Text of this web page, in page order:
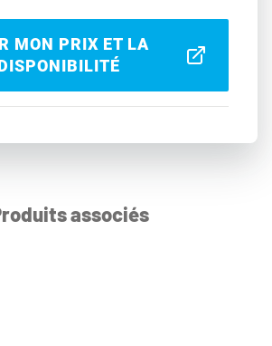
MON PRIX ET LA
associés